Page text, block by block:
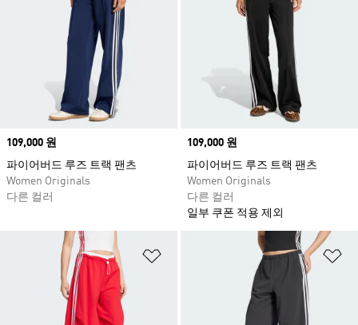
Price
109,000 원
파이어버드 루즈 트랙 팬츠
Women Originals
다른 컬러
Price
109,000 원
파이어버드 루즈 트랙 팬츠
Women Originals
다른 컬러
일부 쿠폰 적용 제외